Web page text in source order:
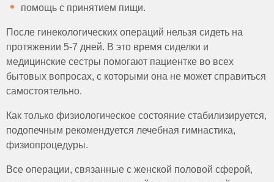
помощь с принятием пищи.
После гинекологических операций нельзя сидеть на
протяжении 5-7 дней. В это время сиделки и
медицинские сестры помогают пациентке во всех
бытовых вопросах, с которыми она не может справиться
самостоятельно.
Как только физиологическое состояние стабилизируется,
подопечным рекомендуется лечебная гимнастика,
физиопроцедуры.
Все операции, связанные с женской половой сферой,